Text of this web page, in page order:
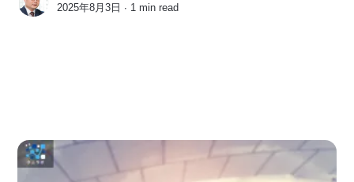
2025年8月3日 ∙ 1 min read